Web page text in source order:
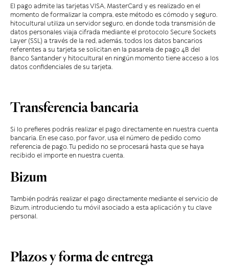
El pago admite las tarjetas VISA, MasterCard y es realizado en el
momento de formalizar la compra, este método es cómodo y seguro.
hitocultural utiliza un servidor seguro, en donde toda transmisión de
datos personales viaja cifrada mediante el protocolo Secure Sockets
Layer (SSL) a través de la red, además, todos los datos bancarios
referentes a su tarjeta se solicitan en la pasarela de pago 4B del
Banco Santander y hitocultural en ningún momento tiene acceso a los
datos confidenciales de su tarjeta.
Transferencia bancaria
Si lo prefieres podrás realizar el pago directamente en nuestra cuenta
bancaria. En ese caso, por favor, usa el número de pedido como
referencia de pago. Tu pedido no se procesará hasta que se haya
recibido el importe en nuestra cuenta.
Bizum
También podrás realizar el pago directamente mediante el servicio de
Bizum, introduciendo tu móvil asociado a esta aplicación y tu clave
personal.
Plazos y forma de entrega